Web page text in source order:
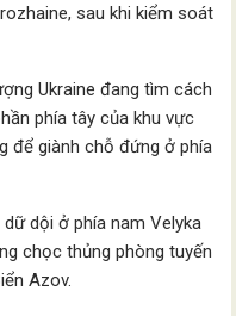
sau khi kiểm soát
Ukraine đang tìm cách
phía tây của khu vực
để giành chỗ đứng ở phía
dội ở phía nam Velyka
chọc thủng phòng tuyến
Azov.